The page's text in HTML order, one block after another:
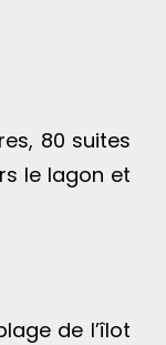
80 suites
le lagon et
de l’îlot